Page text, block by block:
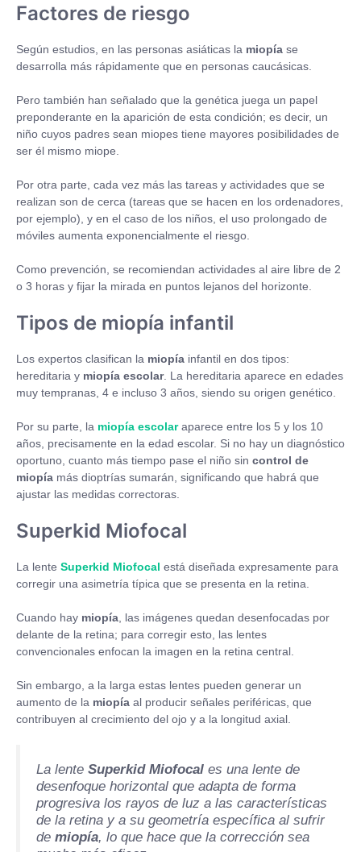
Factores de riesgo
Según estudios, en las personas asiáticas la miopía se
desarrolla más rápidamente que en personas caucásicas.
Pero también han señalado que la genética juega un papel
preponderante en la aparición de esta condición; es decir, un
niño cuyos padres sean miopes tiene mayores posibilidades de
ser él mismo miope.
Por otra parte, cada vez más las tareas y actividades que se
realizan son de cerca (tareas que se hacen en los ordenadores,
por ejemplo), y en el caso de los niños, el uso prolongado de
móviles aumenta exponencialmente el riesgo.
Como prevención, se recomiendan actividades al aire libre de 2
o 3 horas y fijar la mirada en puntos lejanos del horizonte.
Tipos de miopía infantil
Los expertos clasifican la miopía infantil en dos tipos:
hereditaria y miopía escolar. La hereditaria aparece en edades
muy tempranas, 4 e incluso 3 años, siendo su origen genético.
Por su parte, la miopía escolaraparece entre los 5 y los 10
años, precisamente en la edad escolar. Si no hay un diagnóstico
oportuno, cuanto más tiempo pase el niño sin control de
miopía más dioptrías sumarán, significando que habrá que
ajustar las medidas correctoras.
Superkid Miofocal
La lente Superkid Miofocal está diseñada expresamente para
corregir una asimetría típica que se presenta en la retina.
Cuando hay miopía , las imágenes quedan desenfocadas por
delante de la retina; para corregir esto, las lentes
convencionales enfocan la imagen en la retina central.
Sin embargo, a la larga estas lentes pueden generar un
aumento de la miopía al producir señales periféricas, que
contribuyen al crecimiento del ojo y a la longitud axial.
La lente Superkid Miofocal es una lente de
desenfoque horizontal que adapta de forma
progresiva los rayos de luz a las características
de la retina y a su geometría específica al sufrir
de miopía, lo que hace que la corrección sea